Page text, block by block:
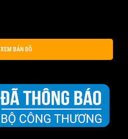
XEM BẢN ĐỒ